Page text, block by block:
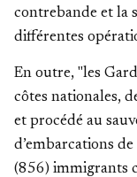
contrebande et la
différentes
En outre, "les
côtes nationales,
et procédé au
d’embarcations
(856) immigrants